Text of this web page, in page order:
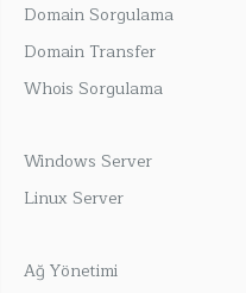
Domain Sorgulama
Domain Transfer
Whois Sorgulama
Windows Server
Linux Server
Ağ Yönetimi